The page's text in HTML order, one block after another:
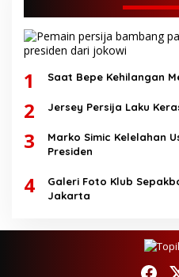
1 Saat Bepe Kehilangan
2 Jersey Persija Laku
3
Marko Simic Kelelahan
Presiden
4
Galeri Foto Klub
Jakarta